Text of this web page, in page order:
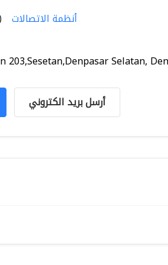
أنظمة الاتصالات
203,Sesetan,Denpasar Selatan,
أرسل بريد الكتروني